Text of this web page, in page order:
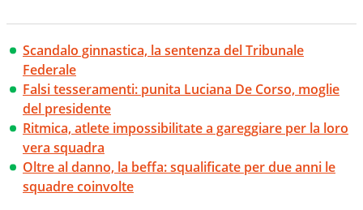
Scandalo ginnastica, la sentenza del Tribunale
Federale
Falsi tesseramenti: punita Luciana De Corso, moglie
del presidente
Ritmica, atlete impossibilitate a gareggiare per la loro
vera squadra
Oltre al danno, la beffa: squalificate per due anni le
squadre coinvolte